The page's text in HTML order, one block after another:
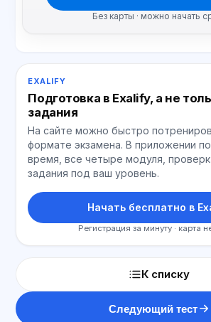
Без карты · можно начать
EXALIFY
Подготовка в Exalify, а не
задания
На сайте можно быстро
формате экзамена. В приложении
время, все четыре модуля,
задания под ваш уровень.
Начать бесплатно в
Регистрация за минуту · карта
К списку
Следующий тест